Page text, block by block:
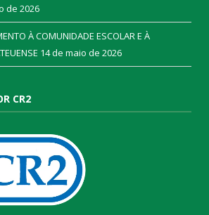
de 2026
À COMUNIDADE ESCOLAR E À
14 de maio de 2026
CR2